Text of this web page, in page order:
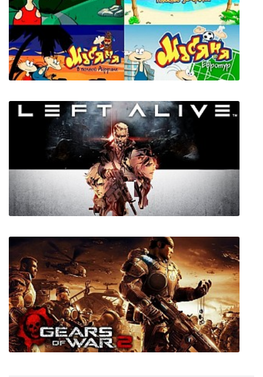
Calturin
Масяня: 4 в 1 (Антология)
Left Alive